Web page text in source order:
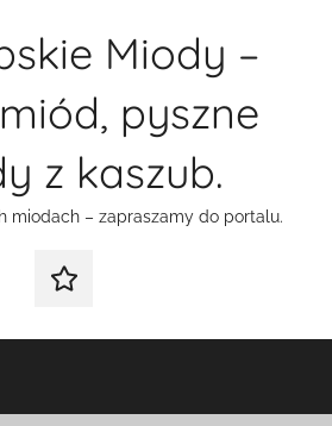
Miody –
pyszne
z kaszub.
miodach – zapraszamy do portalu.
Galeria